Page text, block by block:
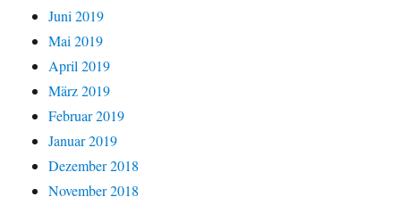
Juni 2019
Mai 2019
April 2019
März 2019
Februar 2019
Januar 2019
Dezember 2018
November 2018